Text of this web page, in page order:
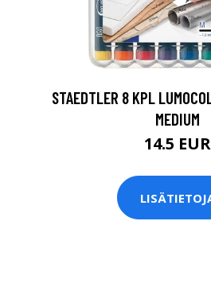
STAEDTLER 8 KPL
MEDIUM
14.5 EUR